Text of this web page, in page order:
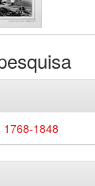
1768-1848